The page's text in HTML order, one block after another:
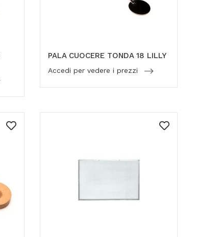
PALA CUOCERE TONDA 18 LILLY
Accedi per vedere i prezzi